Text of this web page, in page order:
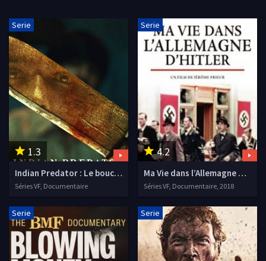
1.3
Serie
Indian Predator : Le boucher de Delhi
Séries VF, Documentaire
4.2
Serie
Ma Vie dans l’Allemagne d’Hitler
Séries VF, Documentaire, 2018
Serie Serie